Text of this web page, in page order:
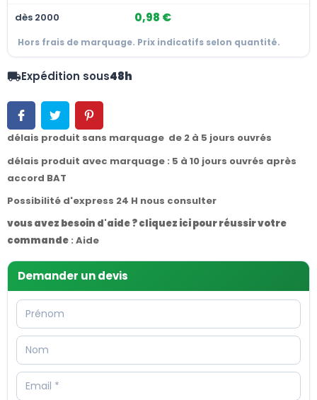
dès 2000 0,98 €
Hors frais de marquage. Prix indicatifs selon quantité.
local_shippingExpédition sous48h
délais produit sans marquage de 2 à 5 jours ouvrés
délais produit avec marquage : 5 à 10 jours ouvrés après
accord BAT
Possibilité d'express 24 H nous consulter
vous avez besoin d'aide ? cliquez ici pour réussir votre
commande : Aide
Demander un devis